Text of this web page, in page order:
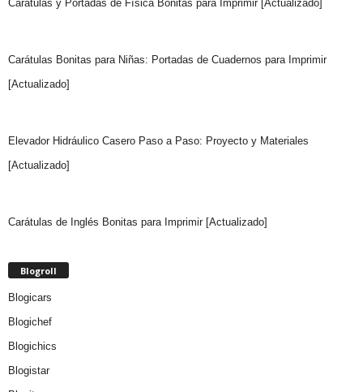
Carátulas y Portadas de Física Bonitas para Imprimir [Actualizado]
Carátulas Bonitas para Niñas: Portadas de Cuadernos para Imprimir
[Actualizado]
Elevador Hidráulico Casero Paso a Paso: Proyecto y Materiales
[Actualizado]
Carátulas de Inglés Bonitas para Imprimir [Actualizado]
Blogroll
Blogicars
Blogichef
Blogichics
Blogistar